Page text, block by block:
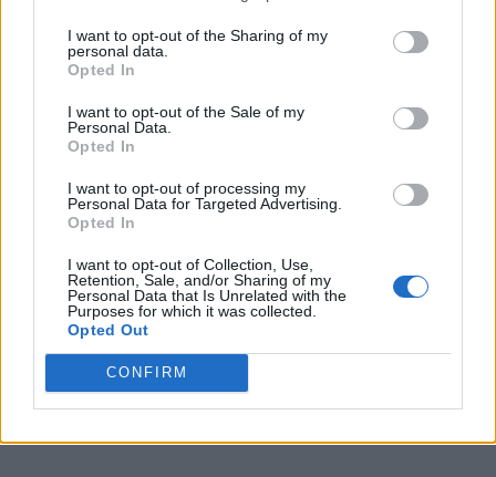
I want to opt-out of the Sharing of my
personal data.
Opted In
I want to opt-out of the Sale of my
Personal Data.
Opted In
I want to opt-out of processing my
Personal Data for Targeted Advertising.
Opted In
I want to opt-out of Collection, Use,
Retention, Sale, and/or Sharing of my
Personal Data that Is Unrelated with the
Purposes for which it was collected.
Opted Out
CONFIRM
έχειεπενδύσει εκατομμύρια
για την
υδρογόνο,χρησιμοποιώντας την ίδια
δημοφιλείς στηνΙαπωνία.
«Είναι η μαγική λύση που
έψαχνα», δήλωσε.